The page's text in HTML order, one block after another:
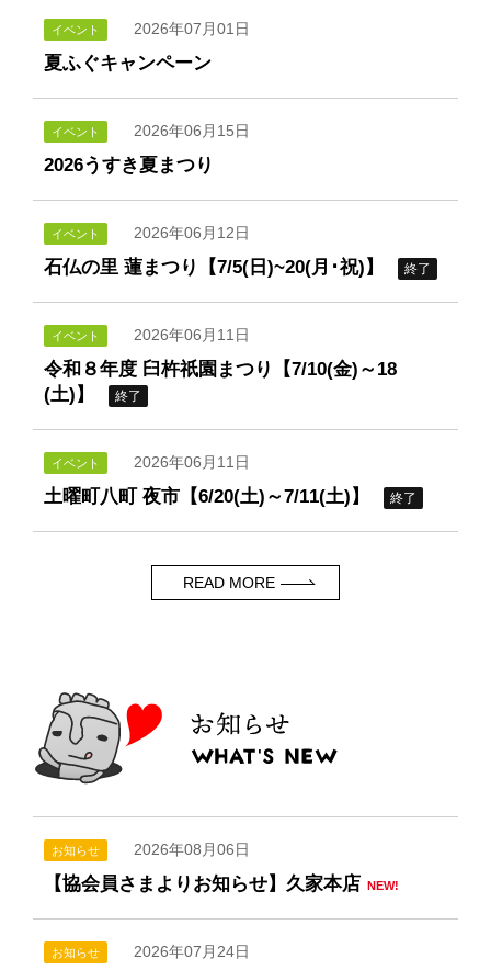
イベント 2026年07月01日
夏ふぐキャンペーン
イベント 2026年06月15日
2026うすき夏まつり
イベント 2026年06月12日
石仏の里 蓮まつり【7/5(日)~20(月･祝)】 終了
イベント 2026年06月11日
令和８年度 臼杵祇園まつり【7/10(金)～18
(土)】
終了
イベント 2026年06月11日
土曜町八町 夜市【6/20(土)～7/11(土)】 終了
READ MORE
お知らせ 2026年08月06日
【協会員さまよりお知らせ】久家本店 NEW!
お知らせ 2026年07月24日